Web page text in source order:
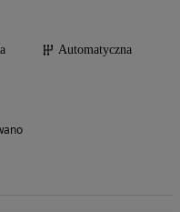
Automatyczna